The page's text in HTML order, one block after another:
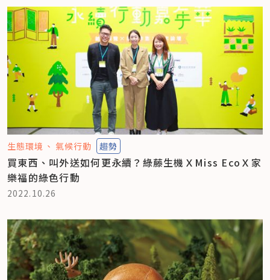
生態環境 氣候行動 趨勢
買東西、叫外送如何更永續？綠藤生機ＸMiss EcoＸ家
樂福的綠色行動
2022.10.26